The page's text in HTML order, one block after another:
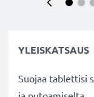
YLEISKATSAUS
Suojaa tablettisi